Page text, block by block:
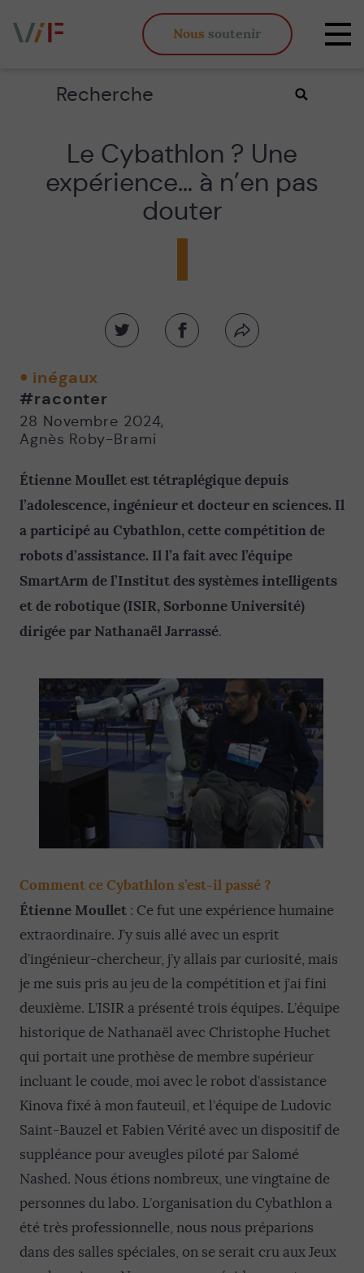
inégaux
Nous soutenir
Rechercher
Valider
Le Cybathlon ? Une
expérience… à n’en pas
douter
Partager
fenêtre
Partager
Partager
inégaux
#raconter
28 Novembre 2024,
Agnès Roby-Brami
Étienne Moullet est tétraplégique depuis
l’adolescence, ingénieur et docteur en sciences. Il
a participé au Cybathlon, cette compétition de
robots d’assistance. Il l’a fait avec l’équipe
SmartArm de l’Institut des systèmes intelligents
et de robotique (ISIR, Sorbonne Université)
dirigée par Nathanaël Jarrassé.
Comment ce Cybathlon s’est-il passé ?
Étienne Moullet : Ce fut une expérience humaine
extraordinaire. J’y suis allé avec un esprit
d’ingénieur-chercheur, j’y allais par curiosité, mais
je me suis pris au jeu de la compétition et j’ai fini
deuxième. L’ISIR a présenté trois équipes. L’équipe
historique de Nathanaël avec Christophe Huchet
qui portait une prothèse de membre supérieur
incluant le coude, moi avec le robot d’assistance
Kinova fixé à mon fauteuil, et l’équipe de Ludovic
Saint-Bauzel et Fabien Vérité avec un dispositif de
suppléance pour aveugles piloté par Salomé
Nashed. Nous étions nombreux, une vingtaine de
personnes du labo. L’organisation du Cybathlon a
été très professionnelle, nous nous préparions
dans des salles spéciales, on se serait cru aux Jeux